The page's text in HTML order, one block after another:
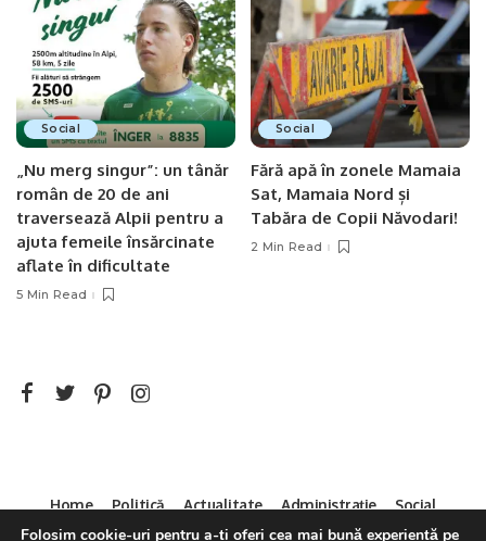
Social
„Nu merg singur”: un tânăr
român de 20 de ani
traversează Alpii pentru a
ajuta femeile însărcinate
aflate în dificultate
5 Min Read
Social
Fără apă în zonele Mamaia
Sat, Mamaia Nord și
Tabăra de Copii Năvodari!
2 Min Read
Home Politică Actualitate Administrație
Social
Sport
Mica Publicitate Servicii Contact
Folosim cookie-uri pentru a-ți oferi cea mai bună experiență pe